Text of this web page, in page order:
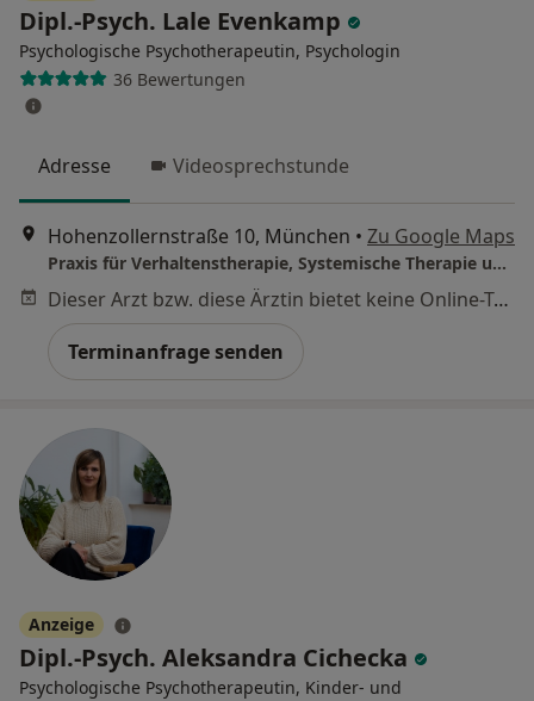
Dipl.-Psych. Lale Evenkamp
Psychologische Psychotherapeutin, Psychologin
36 Bewertungen
Adresse Videosprechstunde
Hohenzollernstraße 10, München • Zu Google Maps
Praxis für Verhaltenstherapie, Systemische Therapie und Interkulturelle Psychotherapie
Dieser Arzt bzw. diese Ärztin bietet keine Online-Terminbuchung an diesem Standort an.
Terminanfrage senden
Anzeige
Dipl.-Psych. Aleksandra Cichecka
Psychologische Psychotherapeutin, Kinder- und